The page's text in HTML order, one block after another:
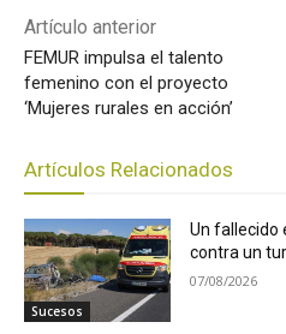
Artículo anterior
FEMUR impulsa el talento
femenino con el proyecto
‘Mujeres rurales en acción’
Artículos Relacionados
Sucesos
Un fallecido
contra un
07/08/2026